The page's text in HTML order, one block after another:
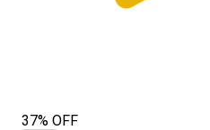
37% OFF